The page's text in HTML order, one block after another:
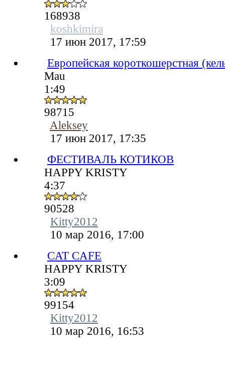
168938
koshkimira
17 июн 2017, 17:59
Европейская короткошерстная
Mau
1:49
98715
Aleksey
17 июн 2017, 17:35
ФЕСТИВАЛЬ КОТИКОВ
HAPPY KRISTY
4:37
90528
Kitty2012
10 мар 2016, 17:00
CAT CAFE
HAPPY KRISTY
3:09
99154
Kitty2012
10 мар 2016, 16:53